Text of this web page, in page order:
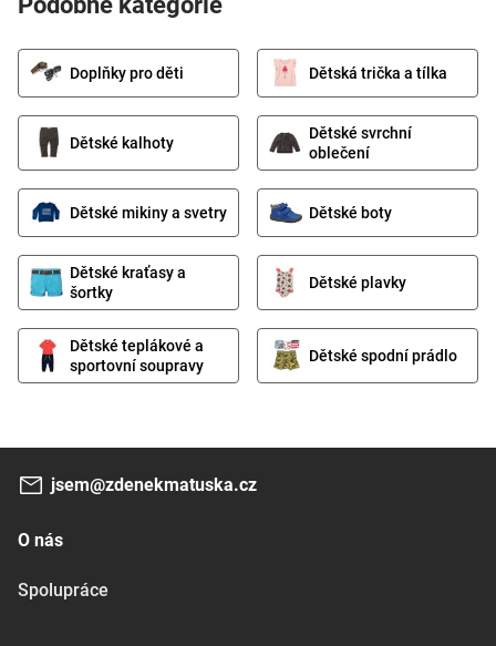
Doplňky pro děti Dětská trička a tílka
Dětské kalhoty
Dětské svrchní
oblečení
Dětské mikiny a svetry Dětské boty
Dětské kraťasy a
šortky
Dětské plavky
Dětské teplákové a
sportovní soupravy
Dětské spodní prádlo
jsem@zdenekmatuska.cz
O nás
Spolupráce